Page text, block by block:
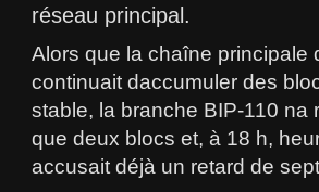
réseau principal.
Alors que la chaîne principale
continuait daccumuler des
stable, la branche BIP-110 na
que deux blocs et, à 18 h,
accusait déjà un retard de